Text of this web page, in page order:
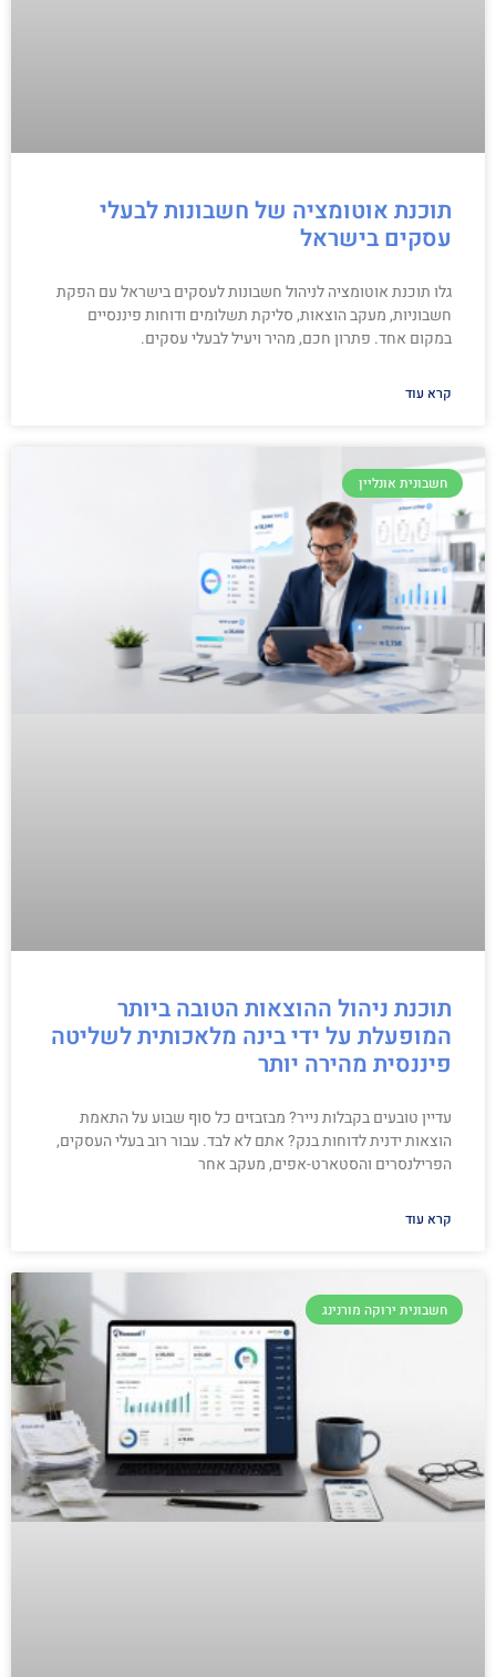
תוכנת אוטומציה של חשבונות לבעלי
עסקים בישראל
גלו תוכנת אוטומציה לניהול חשבונות לעסקים בישראל עם הפקת
חשבוניות, מעקב הוצאות, סליקת תשלומים ודוחות פיננסיים
במקום אחד. פתרון חכם, מהיר ויעיל לבעלי עסקים.
קרא עוד
חשבונית אונליין
תוכנת ניהול ההוצאות הטובה ביותר
המופעלת על ידי בינה מלאכותית לשליטה
פיננסית מהירה יותר
עדיין טובעים בקבלות נייר? מבזבזים כל סוף שבוע על התאמת
הוצאות ידנית לדוחות בנק? אתם לא לבד. עבור רוב בעלי העסקים,
הפרילנסרים והסטארט-אפים, מעקב אחר
קרא עוד
חשבונית ירוקה מורנינג